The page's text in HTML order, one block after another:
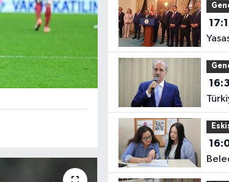
Oldu